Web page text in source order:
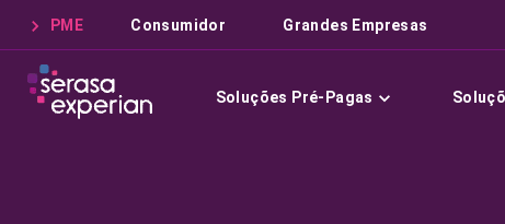
PME Consumidor Grandes Empresas
Soluções Pré-Pagas